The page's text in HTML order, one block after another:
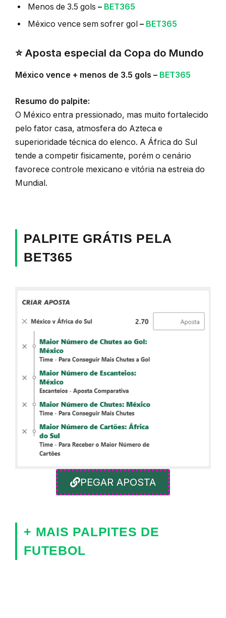
Menos de 3.5 gols – BET365
México vence sem sofrer gol – BET365
⭐ Aposta especial da Copa do Mundo
México vence + menos de 3.5 gols – BET365
Resumo do palpite:
O México entra pressionado, mas muito fortalecido
pelo fator casa, atmosfera do Azteca e
superioridade técnica do elenco. A África do Sul
tende a competir fisicamente, porém o cenário
favorece controle mexicano e vitória na estreia do
Mundial.
PALPITE GRÁTIS PELA
BET365
PEGAR APOSTA
+ MAIS PALPITES DE
FUTEBOL